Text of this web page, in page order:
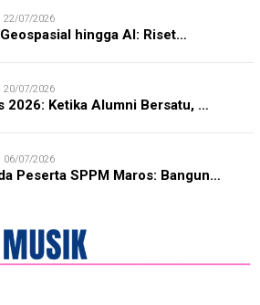
22/07/2026
hingga AI: Riset…
20/07/2026
2026: Ketika Alumni Bersatu, …
06/07/2026
Peserta SPPM Maros: Bangun…